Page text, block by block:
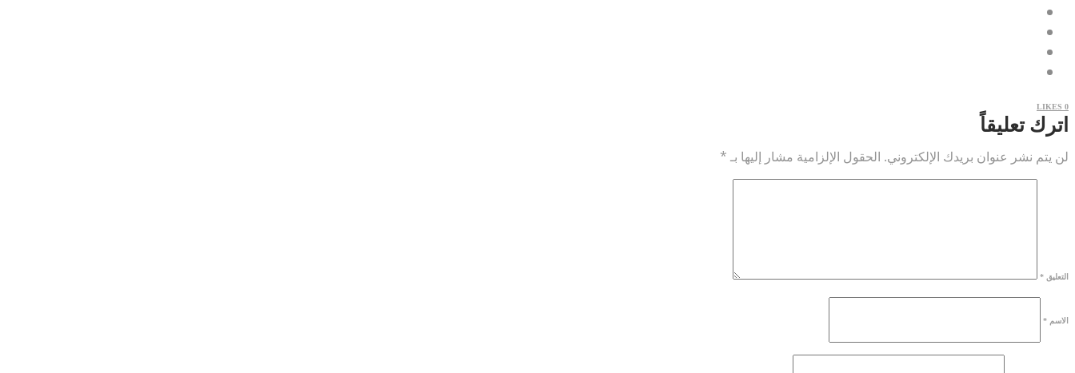
0
LIKES
اترك تعليقاً
لن يتم نشر عنوان بريدك الإلكتروني. الحقول الإلزامية مشار إليها بـ *
التعليق *
الاسم *